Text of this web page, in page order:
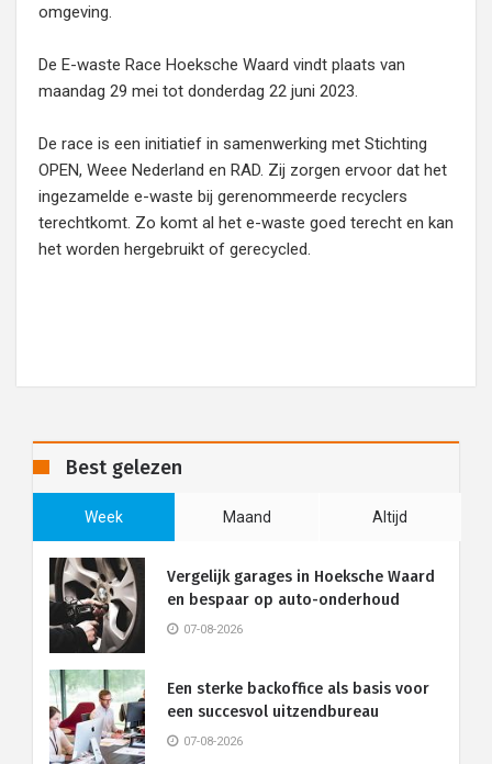
omgeving.
De E-waste Race Hoeksche Waard vindt plaats van
maandag 29 mei tot donderdag 22 juni 2023.
De race is een initiatief in samenwerking met Stichting
OPEN, Weee Nederland en RAD. Zij zorgen ervoor dat het
ingezamelde e-waste bij gerenommeerde recyclers
terechtkomt. Zo komt al het e-waste goed terecht en kan
het worden hergebruikt of gerecycled.
Best gelezen
Week Maand Altijd
Vergelijk garages in Hoeksche Waard
en bespaar op auto-onderhoud
07-08-2026
Een sterke backoffice als basis voor
een succesvol uitzendbureau
07-08-2026